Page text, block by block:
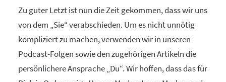
Zu guter Letzt ist nun die Zeit gekommen, dass wir uns
von dem „Sie“ verabschieden. Um es nicht unnötig
kompliziert zu machen, verwenden wir in unseren
Podcast-Folgen sowie den zugehörigen Artikeln die
persönlichere Ansprache „Du“. Wir hoffen, dass das für